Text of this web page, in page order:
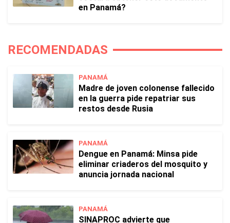
en Panamá?
RECOMENDADAS
PANAMÁ
Madre de joven colonense fallecido
en la guerra pide repatriar sus
restos desde Rusia
PANAMÁ
Dengue en Panamá: Minsa pide
eliminar criaderos del mosquito y
anuncia jornada nacional
PANAMÁ
SINAPROC advierte que